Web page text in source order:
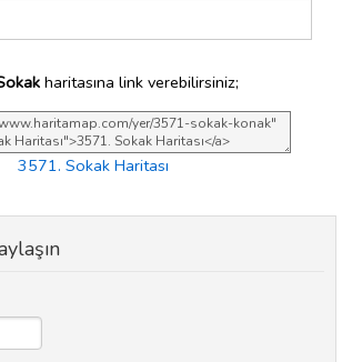
haritasına link verebilirsiniz;
3571. Sokak Haritası